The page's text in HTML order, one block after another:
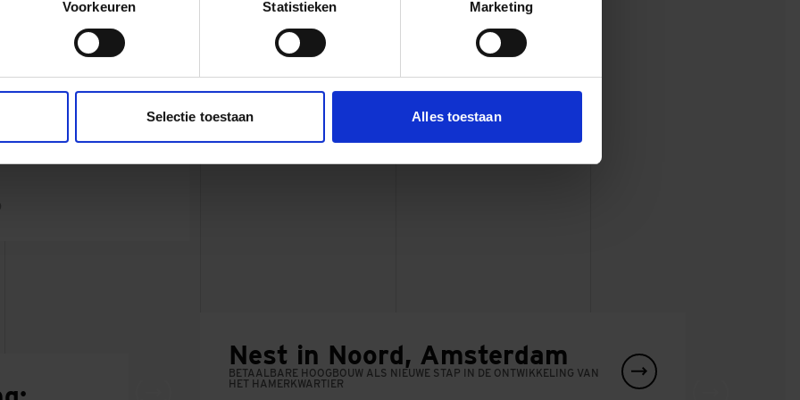
Voorkeuren Statistieken Marketing
Selectie toestaan Alles toestaan
Hengelo
Utrecht
Nest in Noord, Amsterdam
BETAALBARE HOOGBOUW ALS NIEUWE STAP IN DE ONTWIKKELING VAN
HET HAMERKWARTIER